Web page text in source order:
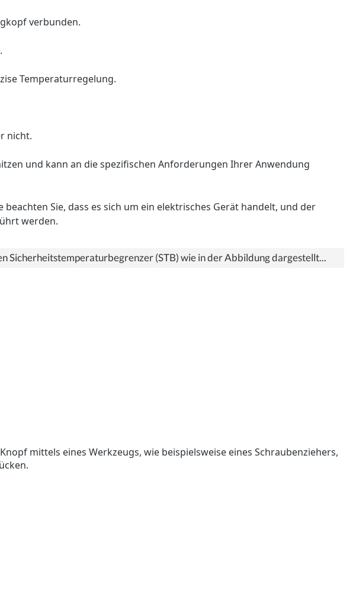
verbunden.
Temperaturregelung.
nicht.
und kann an die spezifischen Anforderungen Ihrer Anwendung
Sie, dass es sich um ein elektrisches Gerät handelt, und der
werden.
Sicherheitstemperaturbegrenzer (STB) wie in der Abbildung dargestellt...
mittels eines Werkzeugs, wie beispielsweise eines Schraubenziehers,